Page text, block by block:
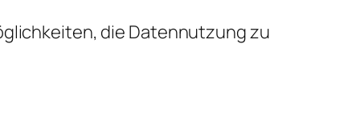
die Datennutzung zu